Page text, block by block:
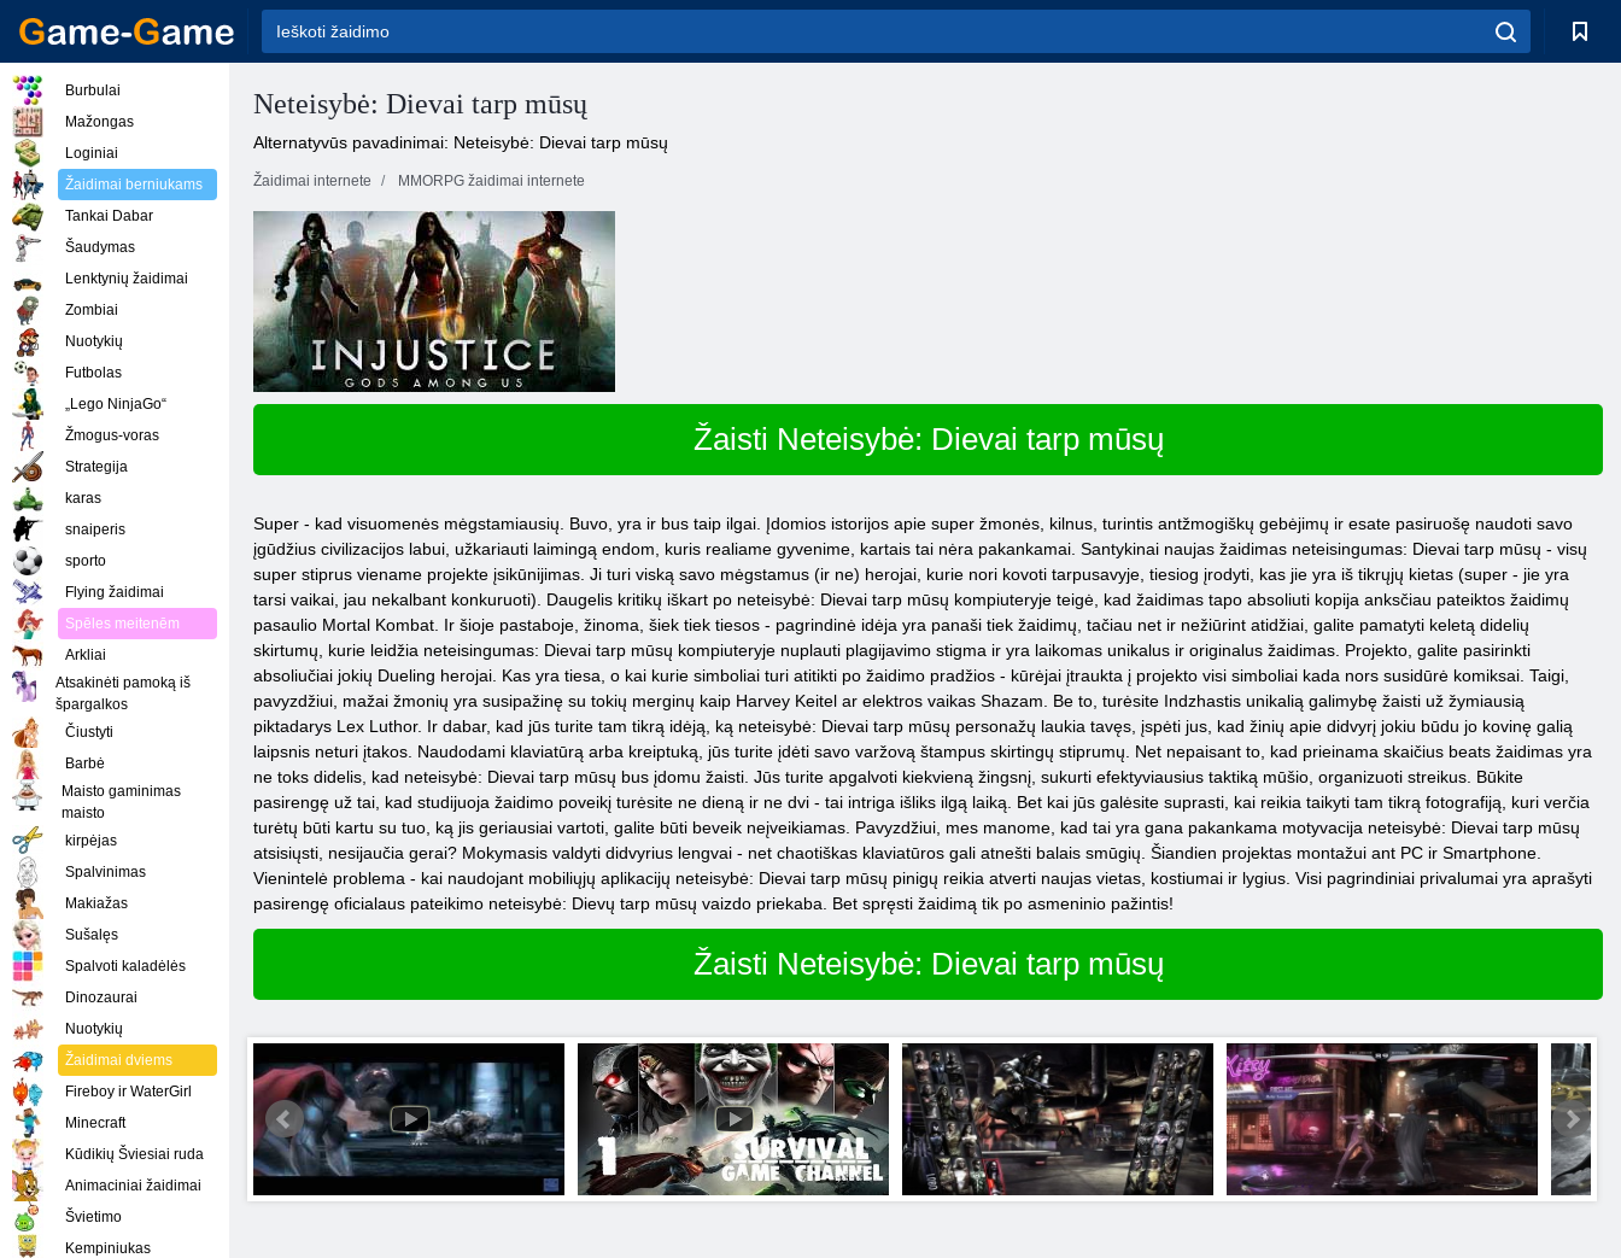
Neteisybė: Dievai tarp mūsų
Alternatyvūs pavadinimai: Neteisybė: Dievai tarp mūsų
Žaidimai internete MMORPG žaidimai internete
Žaisti Neteisybė: Dievai tarp mūsų
Super - kad visuomenės mėgstamiausių. Buvo, yra ir bus taip ilgai. Įdomios istorijos apie super žmonės, kilnus, turintis antžmogiškų gebėjimų ir esate pasiruošę naudoti savo
įgūdžius civilizacijos labui, užkariauti laimingą endom, kuris realiame gyvenime, kartais tai nėra pakankamai. Santykinai naujas žaidimas neteisingumas: Dievai tarp mūsų - visų
super stiprus viename projekte įsikūnijimas. Ji turi viską savo mėgstamus (ir ne) herojai, kurie nori kovoti tarpusavyje, tiesiog įrodyti, kas jie yra iš tikrųjų kietas (super - jie yra
tarsi vaikai, jau nekalbant konkuruoti). Daugelis kritikų iškart po neteisybė: Dievai tarp mūsų kompiuteryje teigė, kad žaidimas tapo absoliuti kopija anksčiau pateiktos žaidimų
pasaulio Mortal Kombat. Ir šioje pastaboje, žinoma, šiek tiek tiesos - pagrindinė idėja yra panaši tiek žaidimų, tačiau net ir nežiūrint atidžiai, galite pamatyti keletą didelių
skirtumų, kurie leidžia neteisingumas: Dievai tarp mūsų kompiuteryje nuplauti plagijavimo stigma ir yra laikomas unikalus ir originalus žaidimas. Projekto, galite pasirinkti
absoliučiai jokių Dueling herojai. Kas yra tiesa, o kai kurie simboliai turi atitikti po žaidimo pradžios - kūrėjai įtraukta į projekto visi simboliai kada nors susidūrė komiksai. Taigi,
pavyzdžiui, mažai žmonių yra susipažinę su tokių merginų kaip Harvey Keitel ar elektros vaikas Shazam. Be to, turėsite Indzhastis unikalią galimybę žaisti už žymiausią
piktadarys Lex Luthor. Ir dabar, kad jūs turite tam tikrą idėją, ką neteisybė: Dievai tarp mūsų personažų laukia tavęs, įspėti jus, kad žinių apie didvyrį jokiu būdu jo kovinę galią
laipsnis neturi įtakos. Naudodami klaviatūrą arba kreiptuką, jūs turite įdėti savo varžovą štampus skirtingų stiprumų. Net nepaisant to, kad prieinama skaičius beats žaidimas yra
ne toks didelis, kad neteisybė: Dievai tarp mūsų bus įdomu žaisti. Jūs turite apgalvoti kiekvieną žingsnį, sukurti efektyviausius taktiką mūšio, organizuoti streikus. Būkite
pasirengę už tai, kad studijuoja žaidimo poveikį turėsite ne dieną ir ne dvi - tai intriga išliks ilgą laiką. Bet kai jūs galėsite suprasti, kai reikia taikyti tam tikrą fotografiją, kuri verčia
turėtų būti kartu su tuo, ką jis geriausiai vartoti, galite būti beveik neįveikiamas. Pavyzdžiui, mes manome, kad tai yra gana pakankama motyvacija neteisybė: Dievai tarp mūsų
atsisiųsti, nesijaučia gerai? Mokymasis valdyti didvyrius lengvai - net chaotiškas klaviatūros gali atnešti balais smūgių. Šiandien projektas montažui ant PC ir Smartphone.
Vienintelė problema - kai naudojant mobiliųjų aplikacijų neteisybė: Dievai tarp mūsų pinigų reikia atverti naujas vietas, kostiumai ir lygius. Visi pagrindiniai privalumai yra aprašyti
pasirengę oficialaus pateikimo neteisybė: Dievų tarp mūsų vaizdo priekaba. Bet spręsti žaidimą tik po asmeninio pažintis!
Žaisti Neteisybė: Dievai tarp mūsų
Burbulai
Mažongas
Loginiai
Žaidimai berniukams
Tankai Dabar
Šaudymas
Lenktynių žaidimai
Zombiai
Nuotykių
Futbolas
„Lego NinjaGo“
Žmogus-voras
Strategija
karas
snaiperis
sporto
Flying žaidimai
Spēles meitenēm
Arkliai
Atsakinėti pamoką iš
špargalkos
Čiustyti
Barbė
Maisto gaminimas
maisto
kirpėjas
Spalvinimas
Makiažas
Sušalęs
Spalvoti kaladėlės
Dinozaurai
Nuotykių
Žaidimai dviems
Fireboy ir WaterGirl
Minecraft
Kūdikių Šviesiai ruda
Animaciniai žaidimai
Švietimo
Kempiniukas